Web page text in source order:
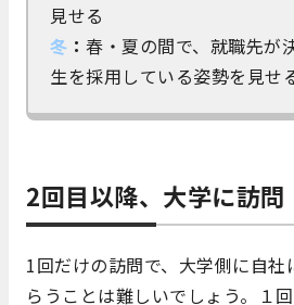
見せる
冬 ： 春・夏の間で、就職先が
生を採用している姿勢を見せ
2回目以降、大学に訪問
1回だけの訪問で、大学側に自社
らうことは難しいでしょう。１